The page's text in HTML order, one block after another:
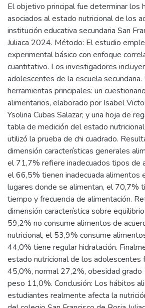
El objetivo principal fue determinar los
asociados al estado nutricional de los
institución educativa secundaria San
Juliaca 2024. Método: El estudio
experimental básico con enfoque
cuantitativo. Los investigadores
adolescentes de la escuela
herramientas principales: un
alimentarios, elaborado por Isabel
Ysolina Cubas Salazar; y una hoja de
tabla de medición del estado
utilizó la prueba de chi cuadrado.
dimensión características generales
el 71,7% refiere inadecuados tipos de
el 66,5% tienen inadecuada alimentos
lugares donde se alimentan, el 70,7%
tiempo y frecuencia de alimentación.
dimensión característica sobre
59,2% no consume alimentos de
nutricional, el 53,9% consume
44,0% tiene regular hidratación.
estado nutricional de los adolescentes
45,0%, normal 27,2%, obesidad
peso 11,0%. Conclusión: Los hábitos
estudiantes realmente afecta la